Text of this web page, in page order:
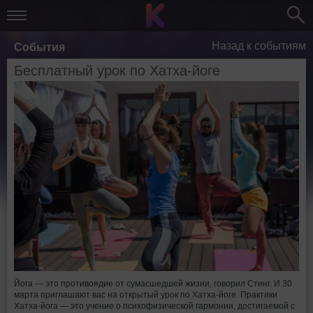
События Назад к событиям
Бесплатный урок по Хатха-йоге
Йога — это противоядие от сумасшедшей жизни, говорил Стинг. И 30
марта приглашают вас на открытый урок по Хатха-йоге. Практики
Хатха-йога — это учение о психофизической гармонии, достигаемой с